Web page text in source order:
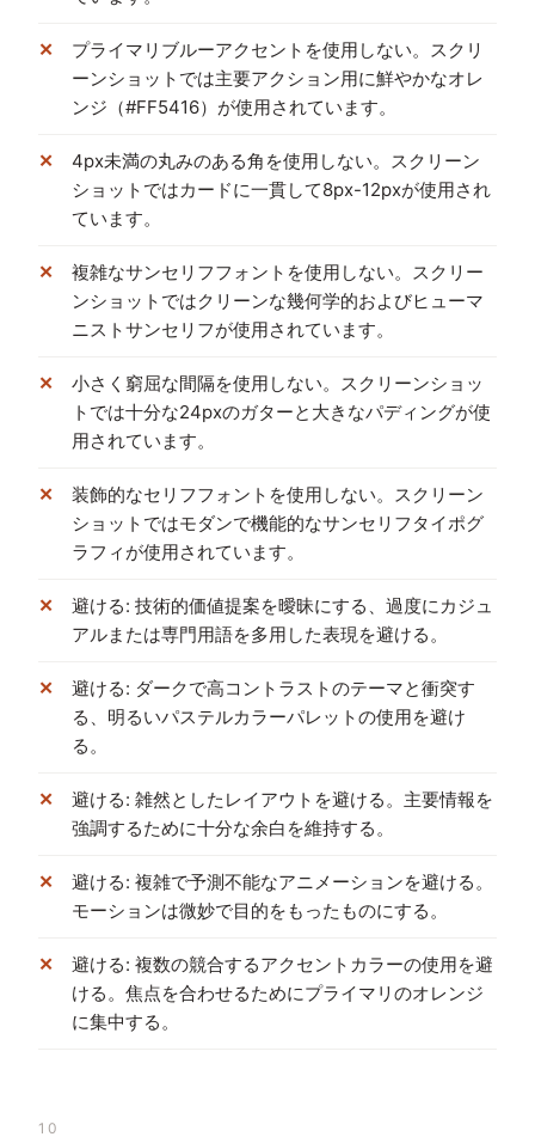
プライマリブルーアクセントを使用しない。スクリ
ーンショットでは主要アクション用に鮮やかなオレ
ンジ（#FF5416）が使用されています。
4px未満の丸みのある角を使用しない。スクリーン
ショットではカードに一貫して8px-12pxが使用され
ています。
複雑なサンセリフフォントを使用しない。スクリー
ンショットではクリーンな幾何学的およびヒューマ
ニストサンセリフが使用されています。
小さく窮屈な間隔を使用しない。スクリーンショッ
トでは十分な24pxのガターと大きなパディングが使
用されています。
装飾的なセリフフォントを使用しない。スクリーン
ショットではモダンで機能的なサンセリフタイポグ
ラフィが使用されています。
避ける: 技術的価値提案を曖昧にする、過度にカジュ
アルまたは専門用語を多用した表現を避ける。
避ける: ダークで高コントラストのテーマと衝突す
る、明るいパステルカラーパレットの使用を避け
る。
避ける: 雑然としたレイアウトを避ける。主要情報を
強調するために十分な余白を維持する。
避ける: 複雑で予測不能なアニメーションを避ける。
モーションは微妙で目的をもったものにする。
避ける: 複数の競合するアクセントカラーの使用を避
ける。焦点を合わせるためにプライマリのオレンジ
に集中する。
10